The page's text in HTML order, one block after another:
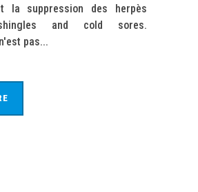
la suppression des herpès
and cold sores.
pas...